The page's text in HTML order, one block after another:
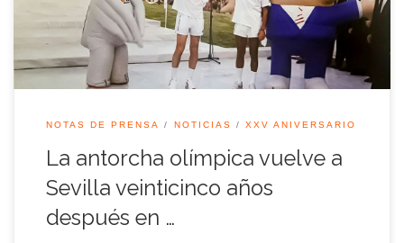
llama olímpica llegó a […]
NOTAS DE PRENSA NOTICIAS XXV ANIVERSARIO
La antorcha olímpica vuelve a
Sevilla veinticinco años
después en …